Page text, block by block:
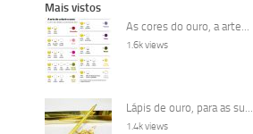
Mais vistos
As cores do ouro, a arte...
1.6k views
Lápis de ouro, para as su...
1.4k views